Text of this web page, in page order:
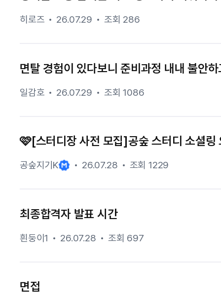
히로즈 26.07.29 조회 286
면탈 경험이 있다보니 준비과정 내내 불안
일감호 26.07.29 조회 1086
🩷[스터디장 사전 모집]공숲 스터디 소셜
공숲지기K 26.07.28 조회 1229
최종합격자 발표 시간
흰둥이1 26.07.28 조회 697
면접